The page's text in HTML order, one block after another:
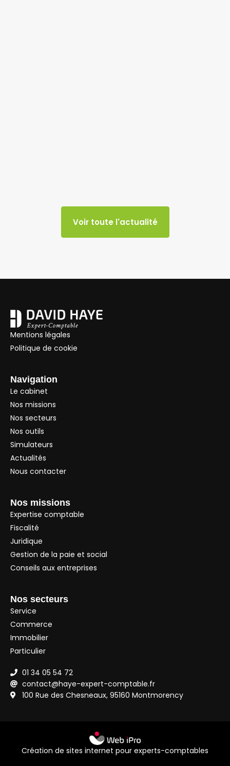
Voir toute l'actualité
Mentions légales
Politique de cookie
Navigation
Le cabinet
Nos missions
Nos secteurs
Nos outils
Simulateurs
Actualités
Nous contacter
Nos missions
Expertise comptable
Fiscalité
Juridique
Gestion de la paie et social
Conseils aux entreprises
Nos secteurs
Service
Commerce
Immobilier
Particulier
01 34 05 54 72
contact@haye-expert-comptable.fr
100 Rue des Chesneaux, 95160 Montmorency
Création de sites internet pour experts-comptables